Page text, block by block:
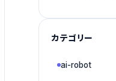
カテゴリー
ai-robot